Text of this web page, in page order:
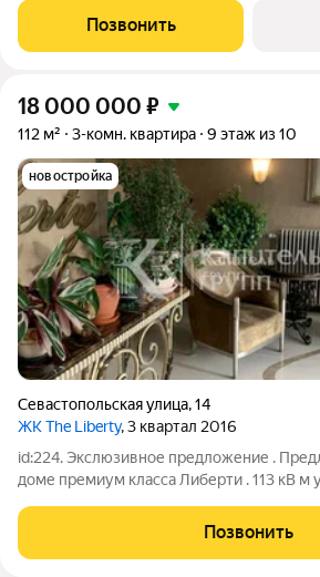
21 квартира, каждая из
Позвонить
18 000 000 ₽
112 м² 3-комн. квартира 9 этаж из 10
новостройка
Севастопольская улица,14
ЖК The Liberty, 3 квартал 2016
id:224. Экслюзивное предложение .
доме премиум класса Либерти . 113 кВ м
узла . Отделка улучшенная черновая.
паркинг , ,
Позвонить